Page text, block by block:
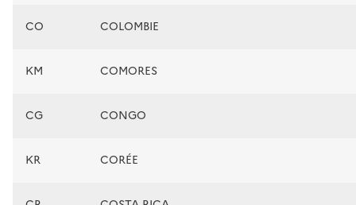
CO COLOMBIE
KM COMORES
CG CONGO
KR CORÉE